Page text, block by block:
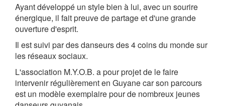
Ayant développé un style bien à lui, avec un sourire
énergique, il fait preuve de partage et d'une grande
ouverture d'esprit.
Il est suivi par des danseurs des 4 coins du monde sur
les réseaux sociaux.
L'association M.Y.O.B. a pour projet de le faire
intervenir régulièrement en Guyane car son parcours
est un modèle exemplaire pour de nombreux jeunes